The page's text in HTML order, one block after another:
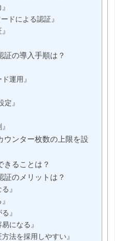
ドによる認証』
証の導入手順は？
運用』
定』
ウンター枚数の上限を設
きることは？
証のメリットは？
』
』
になる』
法を採用しやすい』